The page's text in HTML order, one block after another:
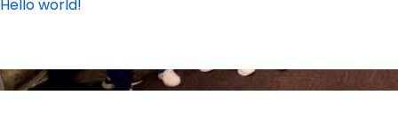
Hello world!